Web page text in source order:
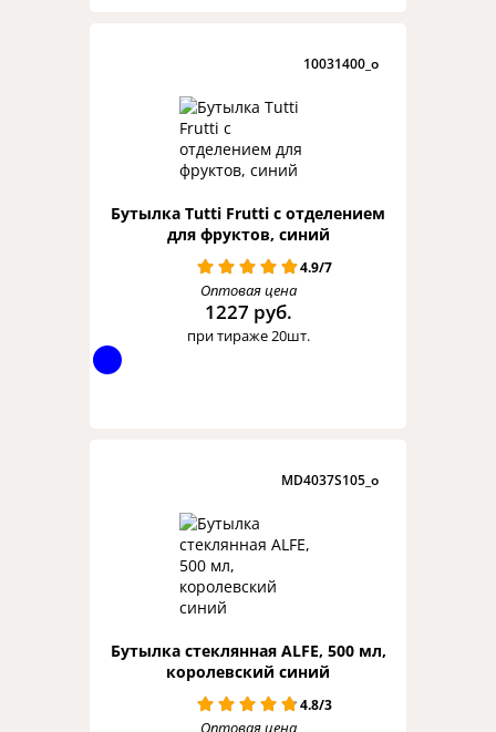
10031400_o
Бутылка Tutti Frutti с отделением
для фруктов, синий
4.9/7
Оптовая цена
1227 руб.
при тираже 20шт.
MD4037S105_o
Бутылка стеклянная ALFE, 500 мл,
королевский синий
4.8/3
Оптовая цена